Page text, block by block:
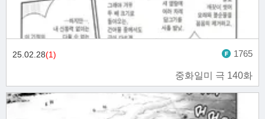
중화일미 극 140화
25.02.28(1) 1765